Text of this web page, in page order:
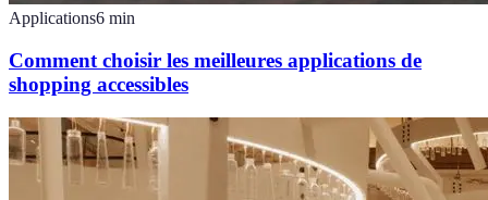
Applications6 min
Comment choisir les meilleures applications de
shopping accessibles